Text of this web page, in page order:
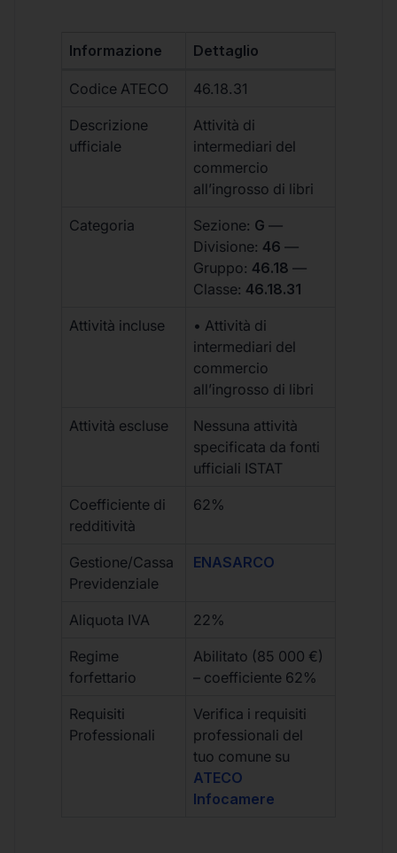
Informazione Dettaglio
Codice ATECO 46.18.31
Descrizione
ufficiale
Attività di
intermediari del
commercio
all’ingrosso di libri
Categoria Sezione: G —
Divisione: 46 —
Gruppo: 46.18 —
Classe: 46.18.31
Attività incluse
• Attività di
intermediari del
commercio
all’ingrosso di libri
Attività escluse
Nessuna attività
specificata da fonti
ufficiali ISTAT
Coefficiente di
redditività
62%
Gestione/Cassa
Previdenziale
ENASARCO
Aliquota IVA 22%
Regime
forfettario
Abilitato (85 000 €)
– coefficiente 62%
Requisiti
Professionali
Verifica i requisiti
professionali del
tuo comune su
ATECO
Infocamere